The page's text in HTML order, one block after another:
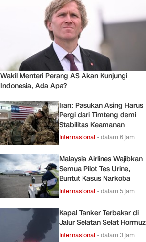
Wakil Menteri Perang AS Akan Kunjungi
Indonesia, Ada Apa?
Iran: Pasukan Asing Harus
Pergi dari Timteng demi
Stabilitas Keamanan
Internasional •dalam 6 jam
Malaysia Airlines Wajibkan
Semua Pilot Tes Urine,
Buntut Kasus Narkoba
Internasional •dalam 5 jam
Kapal Tanker Terbakar di
Jalur Selatan Selat Hormuz
Internasional •dalam 3 jam